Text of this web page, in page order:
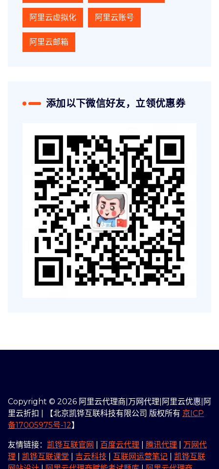
阿里云虚拟化 阿里云账号
阿里云邮箱
添加以下微信好友，立领优惠券
Copyright © 2026 阿里云代理商|万网代理|阿里云优惠|阿
里云折扣 | 【北京凯铧互联科技有限公司 版权所有 京ICP
备17005975号-12】
友情链接： 凯铧互联官网 百度云代理 腾讯代理
万网代
理
凯铧互联课堂 吉云科技 互联网运营笔记
凯铧互联